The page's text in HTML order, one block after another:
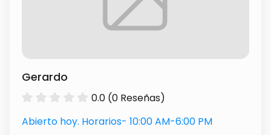
Gerardo
0.0 (0 Reseñas)
Abierto hoy. Horarios- 10:00 AM-6:00 PM